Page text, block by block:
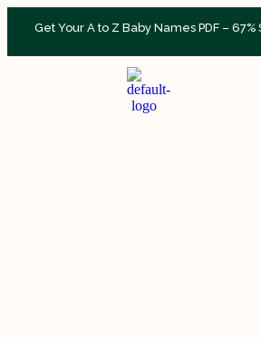
Get Your A to Z Baby Names PDF –